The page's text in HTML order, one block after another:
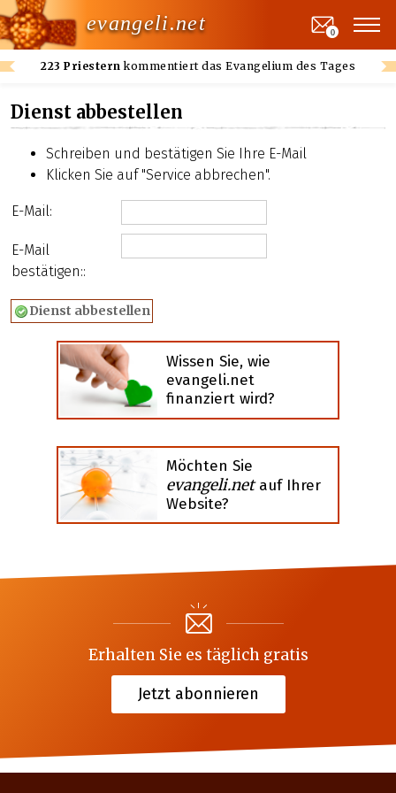
evangeli.net
223 Priestern kommentiert das Evangelium des Tages
0
Dienst abbestellen
Schreiben und bestätigen Sie Ihre E-Mail
Klicken Sie auf "Service abbrechen".
E-Mail:
E-Mail
bestätigen::
Wissen Sie, wie
evangeli.net
finanziert wird?
Möchten Sie
evangeli.netauf Ihrer
Website?
Erhalten Sie es täglich gratis
Jetzt abonnieren